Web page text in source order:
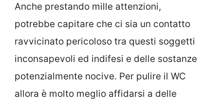
Anche prestando mille attenzioni,
potrebbe capitare che ci sia un contatto
ravvicinato pericoloso tra questi soggetti
inconsapevoli ed indifesi e delle sostanze
potenzialmente nocive. Per pulire il WC
allora è molto meglio affidarsi a delle